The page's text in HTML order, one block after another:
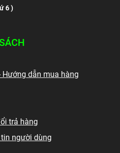
6 )
dẫn mua hàng
trả hàng
người dùng